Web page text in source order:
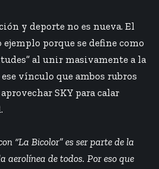
y deporte no es nueva. El
porque se define como
al unir masivamente a la
vínculo que ambos rubros
SKY para calar
“La Bicolor” es ser parte de la
aerolínea de todos. Por eso que